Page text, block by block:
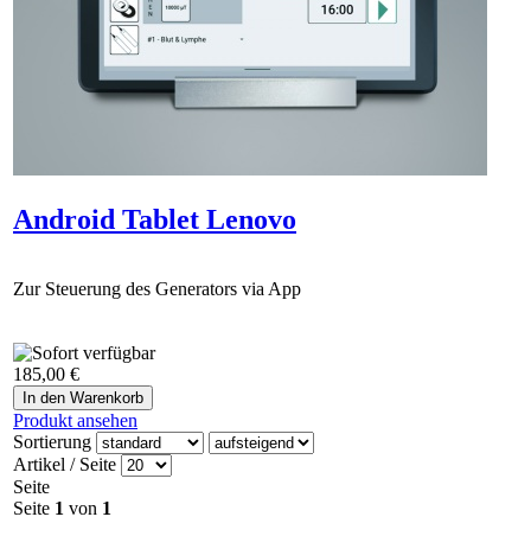
Android Tablet Lenovo
Zur Steuerung des Generators via App
185,00 €
Produkt ansehen
Sortierung
Artikel / Seite
Seite
Seite 1 von 1